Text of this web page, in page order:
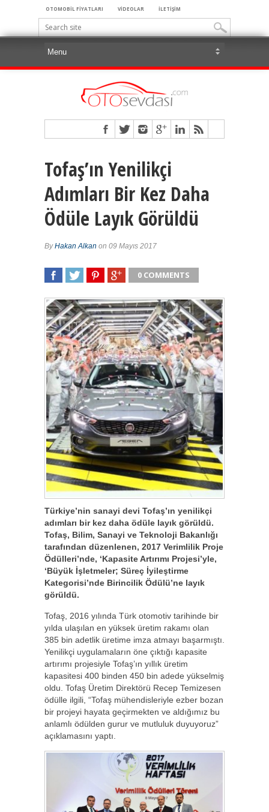
OTOMOBİL FİYATLARI VİDEOLAR İLETİŞİM
Tofaş’ın Yenilikçi
Adımları Bir Kez Daha
Ödüle Layık Görüldü
ByHakan Alkan on 09 Mayıs 2017
0 COMMENTS
Türkiye’nin sanayi devi Tofaş’ın yenilikçi
adımları bir kez daha ödüle layık görüldü.
Tofaş, Bilim, Sanayi ve Teknoloji Bakanlığı
tarafından düzenlenen, 2017 Verimlilik Proje
Ödülleri’nde, ‘Kapasite Artırımı Projesi’yle,
‘Büyük İşletmeler; Süreç İyileştirme
Kategorisi’nde Birincilik Ödülü’ne layık
görüldü.
Tofaş, 2016 yılında Türk otomotiv tarihinde bir
yılda ulaşılan en yüksek üretim rakamı olan
385 bin adetlik üretime imza atmayı başarmıştı.
Yenilikçi uygulamaların öne çıktığı kapasite
artırımı projesiyle Tofaş’ın yıllık üretim
kapasitesi 400 binden 450 bin adede yükselmiş
oldu. Tofaş Üretim Direktörü Recep Temizesen
ödülle ilgili, “Tofaş mühendisleriyle ezber bozan
bir projeyi hayata geçirmekten ve aldığımız bu
anlamlı ödülden gurur ve mutluluk duyuyoruz”
açıklamasını yaptı.